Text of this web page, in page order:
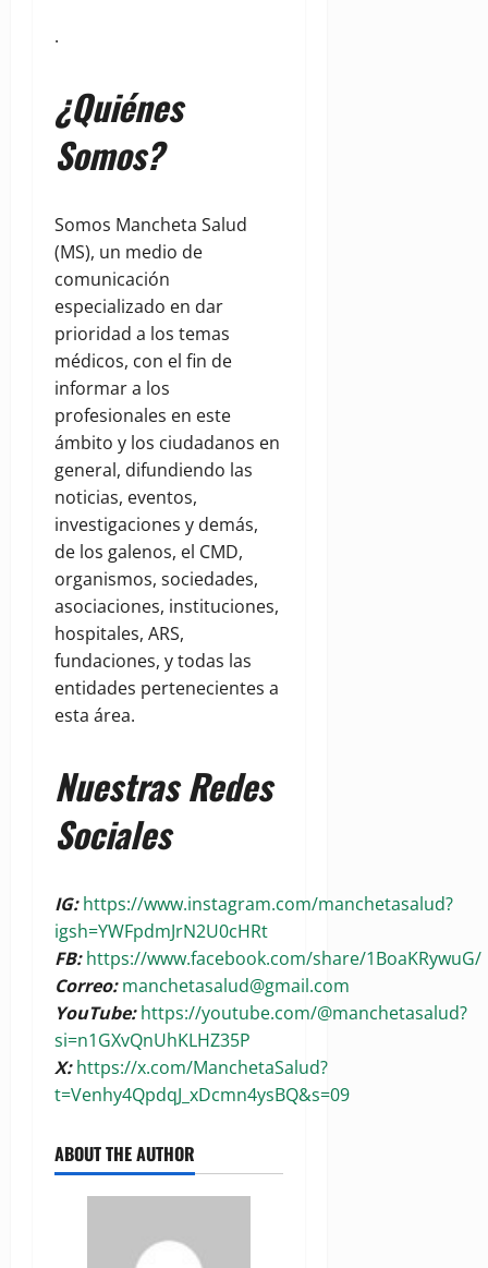
.
¿Quiénes
Somos?
Somos Mancheta Salud
(MS), un medio de
comunicación
especializado en dar
prioridad a los temas
médicos, con el fin de
informar a los
profesionales en este
ámbito y los ciudadanos en
general, difundiendo las
noticias, eventos,
investigaciones y demás,
de los galenos, el CMD,
organismos, sociedades,
asociaciones, instituciones,
hospitales, ARS,
fundaciones, y todas las
entidades pertenecientes a
esta área.
Nuestras Redes
Sociales
IG:https://www.instagram.com/manchetasalud?
igsh=YWFpdmJrN2U0cHRt
FB:https://www.facebook.com/share/1BoaKRywuG/
Correo:manchetasalud@gmail.com
YouTube: https://youtube.com/@manchetasalud?
si=n1GXvQnUhKLHZ35P
X:https://x.com/ManchetaSalud?
t=Venhy4QpdqJ_xDcmn4ysBQ&s=09
ABOUT THE AUTHOR